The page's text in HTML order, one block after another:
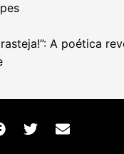
A poética